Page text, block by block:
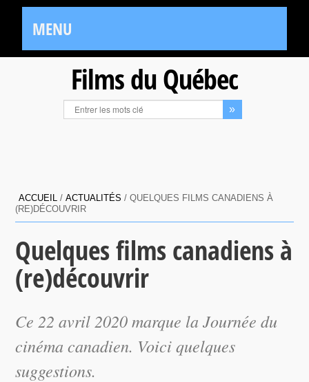
MENU
Films du Québec
ACCUEIL /ACTUALITÉS /QUELQUES FILMS CANADIENS À
(RE)DÉCOUVRIR
Quelques films canadiens à
(re)découvrir
Ce 22 avril 2020 marque la Journée du
cinéma canadien. Voici quelques
suggestions.